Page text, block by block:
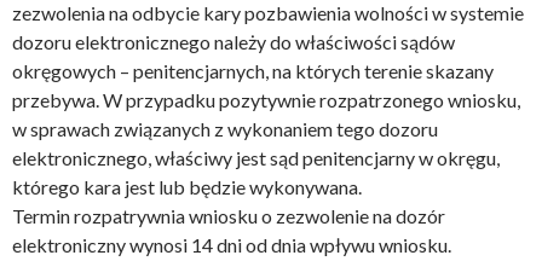
zezwolenia na odbycie kary pozbawienia wolności w systemie
dozoru elektronicznego należy do właściwości sądów
okręgowych – penitencjarnych, na których terenie skazany
przebywa. W przypadku pozytywnie rozpatrzonego wniosku,
w sprawach związanych z wykonaniem tego dozoru
elektronicznego, właściwy jest sąd penitencjarny w okręgu,
którego kara jest lub będzie wykonywana.
Termin rozpatrywnia wniosku o zezwolenie na dozór
elektroniczny wynosi 14 dni od dnia wpływu wniosku.